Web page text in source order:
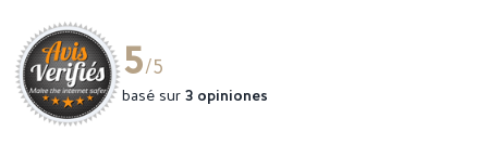
5/5
basé sur 3 opiniones